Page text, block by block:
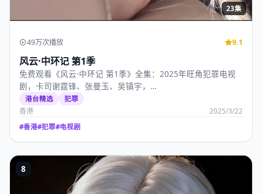
23集
49万次播放 9.1
风云·中环记 第1季
免费观看《风云·中环记 第1季》全集：2025年旺角犯罪电视
剧，卡司谢霆锋、张曼玉、吴镇宇，…
港台精选 犯罪
香港 2025/3/22
#香港#犯罪#电视剧
8